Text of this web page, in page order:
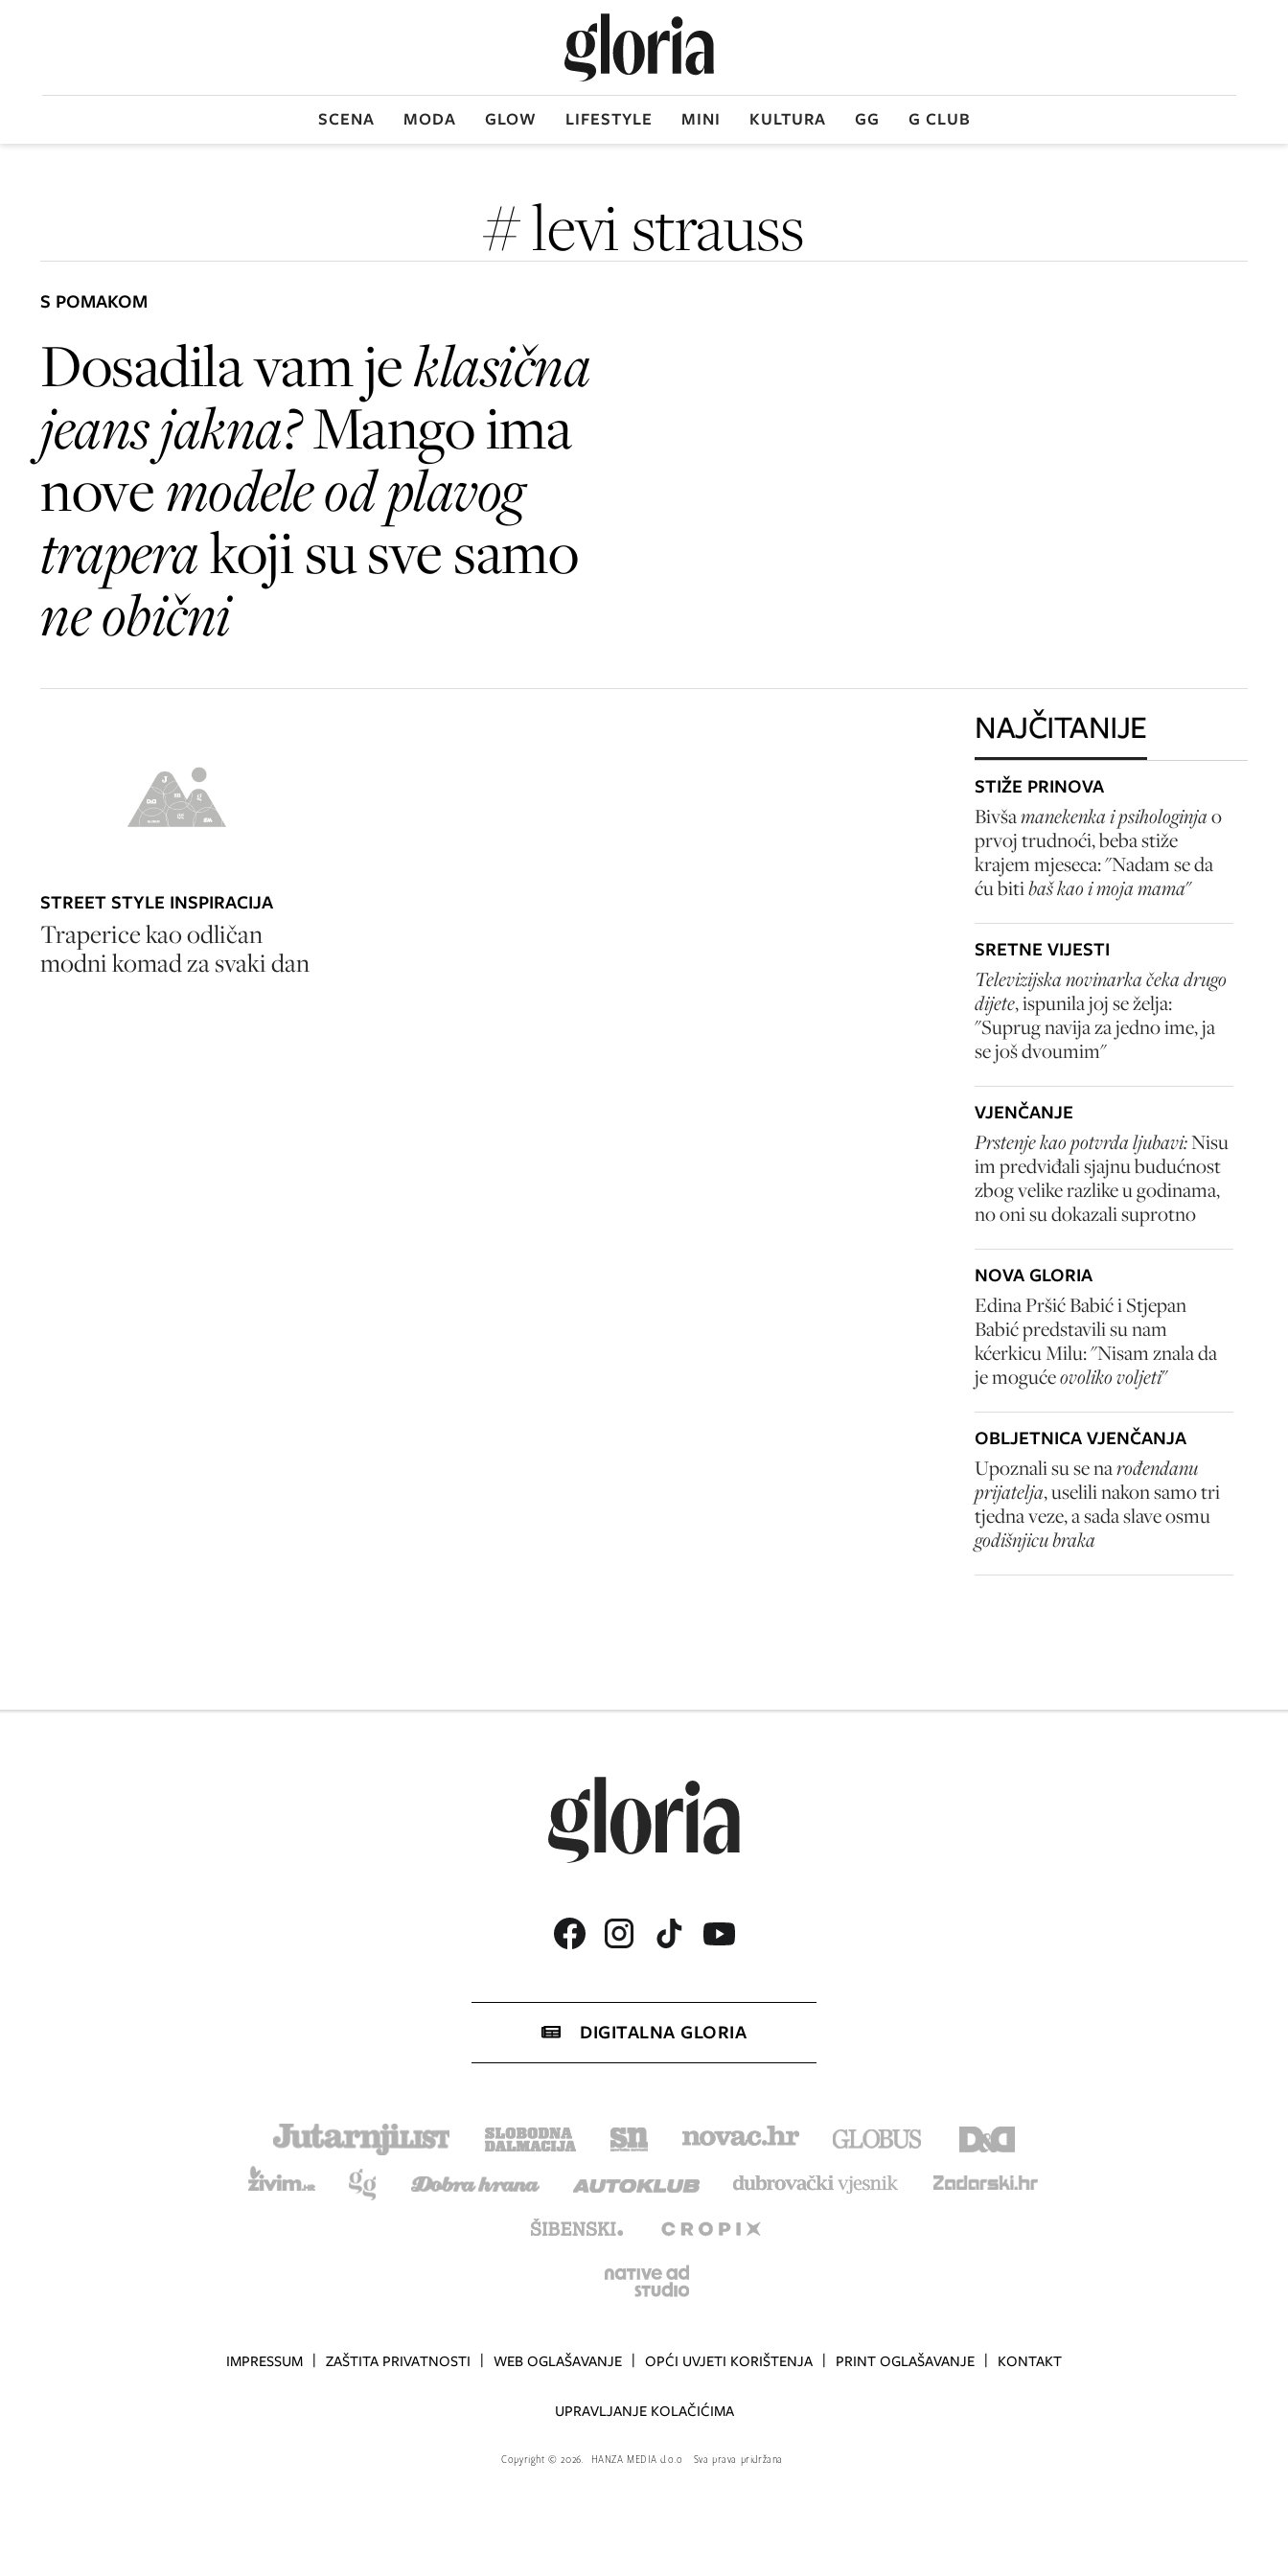
SCENA MODA GLOW LIFESTYLE MINI KULTURA GG G CLUB
# levi strauss
S POMAKOM
Dosadila vam jeklasična
jeans jakna?Mango ima
novemodele od plavog
traperakoji su sve samo
ne obični
STREET STYLE INSPIRACIJA
Traperice kao odličan
modni komad za svaki dan
NAJČITANIJE
STIŽE PRINOVA
Bivšamanekenka i psihologinjao
prvoj trudnoći, beba stiže
krajem mjeseca: "Nadam se da
ću bitibaš kao i moja mama"
SRETNE VIJESTI
Televizijska novinarka čeka drugo
dijete, ispunila joj se želja:
"Suprug navija za jedno ime, ja
se još dvoumim"
VJENČANJE
Prstenje kao potvrda ljubavi:Nisu
im predviđali sjajnu budućnost
zbog velike razlike u godinama,
no oni su dokazali suprotno
NOVA GLORIA
Edina Pršić Babić i Stjepan
Babić predstavili su nam
kćerkicu Milu: "Nisam znala da
je mogućeovoliko voljeti"
OBLJETNICA VJENČANJA
Upoznali su se narođendanu
prijatelja, uselili nakon samo tri
tjedna veze, a sada slave osmu
godišnjicu braka
DIGITALNA GLORIA
IMPRESSUM ZAŠTITA PRIVATNOSTI WEB OGLAŠAVANJE OPĆI UVJETI KORIŠTENJA PRINT OGLAŠAVANJE KONTAKT
UPRAVLJANJE KOLAČIĆIMA
Copyright© 2026. HANZA MEDIA d.o.o Sva prava pridržana